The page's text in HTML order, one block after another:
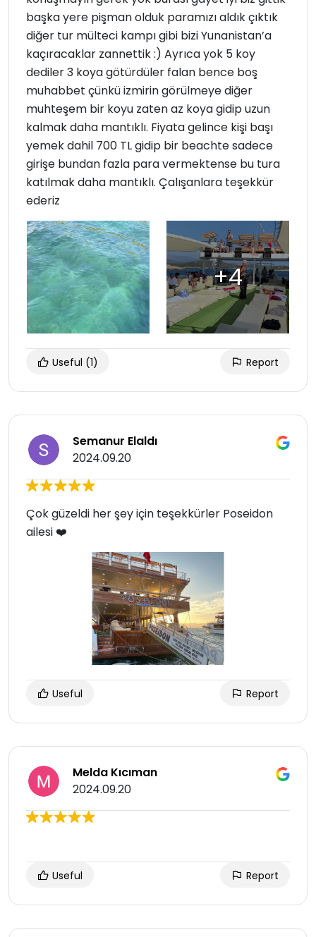
başka yere pişman olduk paramızı aldık çıktık
diğer tur mülteci kampı gibi bizi Yunanistan’a
kaçıracaklar zannettik :) Ayrıca yok 5 koy
dediler 3 koya götürdüler falan bence boş
muhabbet çünkü izmirin görülmeye diğer
muhteşem bir koyu zaten az koya gidip uzun
kalmak daha mantıklı. Fiyata gelince kişi başı
yemek dahil 700 TL gidip bir beachte sadece
girişe bundan fazla para vermektense bu tura
katılmak daha mantıklı. Çalışanlara teşekkür
ederiz
Useful (1) Report
Semanur Elaldı
2024.09.20
Çok güzeldi her şey için teşekkürler Poseidon
ailesi ❤️
Useful Report
Melda Kıcıman
2024.09.20
Useful Report